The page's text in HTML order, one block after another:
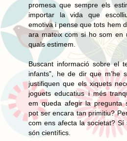
promesa que sempre els
importar la vida que
emotiva i pense que tots hem
ara mateix com si ho som en
quals estimem.
Buscant informació sobre el
infants”, he de dir que m’he
justifiquen que els xiquets
joguets educatius i més
em queda afegir la pregunta
pot ser encara tan primitiu?
com ens afecta la societat?
són científics.